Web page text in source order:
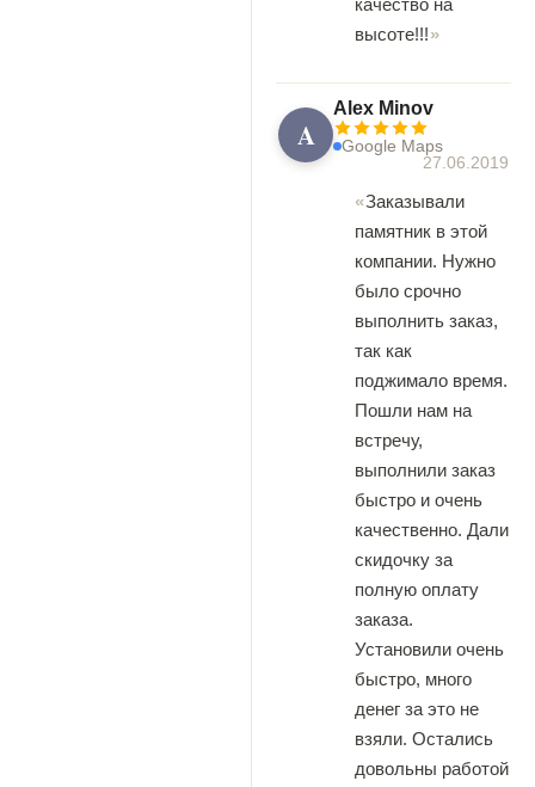
качество на
высоте!!!
A
Alex Minov
Google Maps
27.06.2019
Заказывали
памятник в этой
компании. Нужно
было срочно
выполнить заказ,
так как
поджимало время.
Пошли нам на
встречу,
выполнили заказ
быстро и очень
качественно. Дали
скидочку за
полную оплату
заказа.
Установили очень
быстро, много
денег за это не
взяли. Остались
довольны работой